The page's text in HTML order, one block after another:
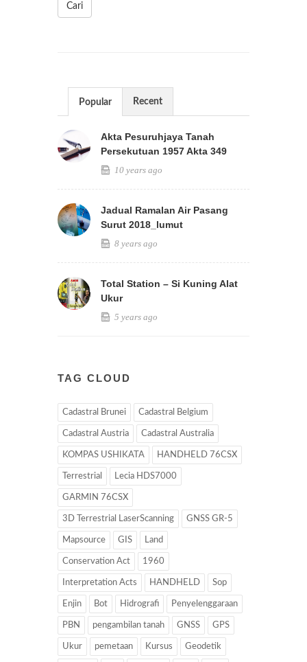
Cari
Popular Recent
Akta Pesuruhjaya Tanah
Persekutuan 1957 Akta 349
10 years ago
Jadual Ramalan Air Pasang
Surut 2018_lumut
8 years ago
Total Station – Si Kuning Alat
Ukur
5 years ago
TAG CLOUD
Cadastral Brunei Cadastral Belgium
Cadastral Austria Cadastral Australia
KOMPAS USHIKATA HANDHELD 76CSX
Terrestrial Lecia HDS7000
GARMIN 76CSX
3D Terrestrial LaserScanning GNSS GR-5
Mapsource GIS Land
Conservation Act 1960
Interpretation Acts HANDHELD Sop
Enjin Bot Hidrografi Penyelenggaraan
PBN pengambilan tanah GNSS GPS
Ukur pemetaan Kursus Geodetik